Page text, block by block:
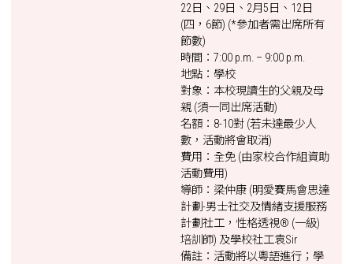
22日、29日、2月5日、12日
(四，6節) (*參加者需出席所有
節數)
時間：7:00 p.m. – 9:00 p.m.
地點：學校
對象：本校現讀生的父親及母
親 (須一同出席活動)
名額：8-10對 (若未達最少人
數，活動將會取消)
費用：全免 (由家校合作組資助
活動費用)
導師：梁仲康 (明愛賽馬會思達
計劃-男士社交及情緒支援服務
計劃社工，性格透視® (一級)
培訓師) 及學校社工袁Sir
備註：活動將以粵語進行；學